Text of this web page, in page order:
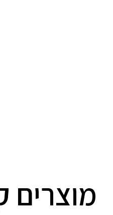
מוצרים